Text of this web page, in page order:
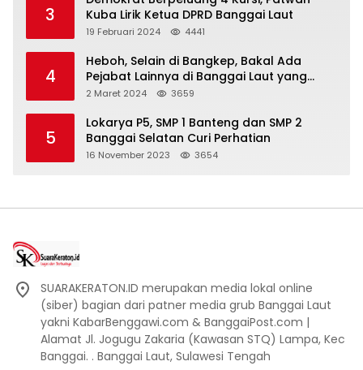
3
Kuba Lirik Ketua DPRD Banggai Laut
19 Februari 2024 4441
4
Heboh, Selain di Bangkep, Bakal Ada
Pejabat Lainnya di Banggai Laut yang
Bakal di Ciduk, Bagini Kata Kapolres!
2 Maret 2024 3659
5
Lokarya P5, SMP 1 Banteng dan SMP 2
Banggai Selatan Curi Perhatian
16 November 2023 3654
SUARAKERATON.ID merupakan media lokal online
(siber) bagian dari patner media grub Banggai Laut
yakni KabarBenggawi.com & BanggaiPost.com |
Alamat Jl. Jogugu Zakaria (Kawasan STQ) Lampa, Kec
Banggai. . Banggai Laut, Sulawesi Tengah